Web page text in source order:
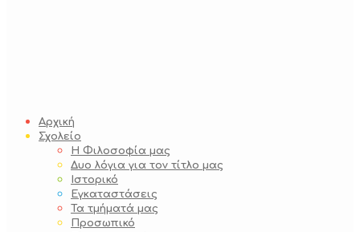
Αρχική
Σχολείο
Η Φιλοσοφία μας
Δυο λόγια για τον τίτλο μας
Ιστορικό
Εγκαταστάσεις
Τα τμήματά μας
Προσωπικό